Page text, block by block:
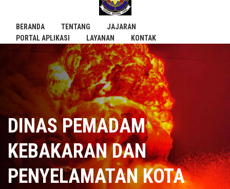
BERANDA TENTANG
JAJARAN
PORTAL APLIKASI
LAYANAN KONTAK
DINAS PEMADAM
KEBAKARAN DAN
PENYELAMATAN KOTA